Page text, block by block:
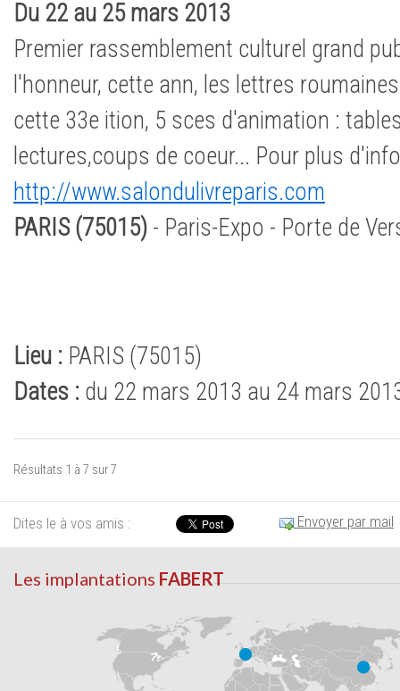
Du 22 au 25 mars 2013
Premier rassemblement culturel grand
l'honneur, cette ann, les lettres
cette 33e ition, 5 sces d'animation :
lectures,coups de coeur... Pour plus
http://www.salondulivreparis.com
PARIS (75015) - Paris-Expo - Porte de
Lieu : PARIS (75015)
Dates : du 22 mars 2013 au 24 mars
Résultats 1 à 7 sur 7
Dites le à vos amis : Envoyer par mail
Les implantations FABERT